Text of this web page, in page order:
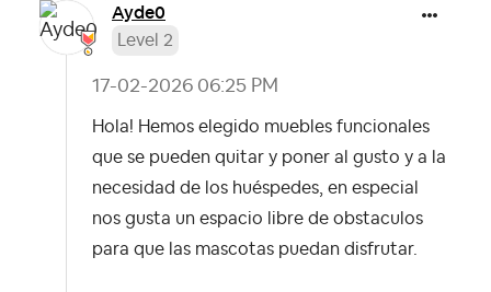
Ayde0
Level 2
‎17-02-2026 06:25 PM
Hola! Hemos elegido muebles funcionales
que se pueden quitar y poner al gusto y a la
necesidad de los huéspedes, en especial
nos gusta un espacio libre de obstaculos
para que las mascotas puedan disfrutar.